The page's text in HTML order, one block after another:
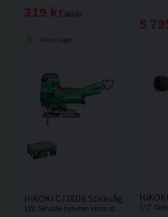
363 kr
319 kr
Finns i lager
5
HiKOKI CJ18DB Sticksåg 18V HSC
18V. Senaste nyheten inom sticksågar från HiKOKI. Levereras utan batteri och laddare.